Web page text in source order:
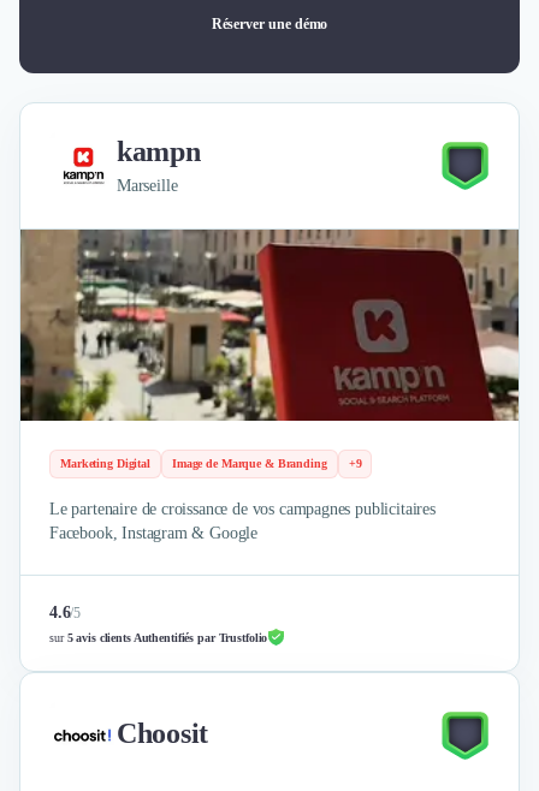
Réserver une démo
kampn
Marseille
Marketing Digital Image de Marque & Branding +9
Le partenaire de croissance de vos campagnes publicitaires
Facebook, Instagram & Google
4.6/5
sur5 avis clients Authentifiés par Trustfolio
Choosit